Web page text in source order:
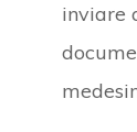
inviare